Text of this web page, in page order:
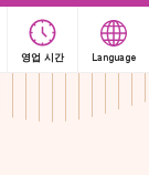
영업 시간 Language